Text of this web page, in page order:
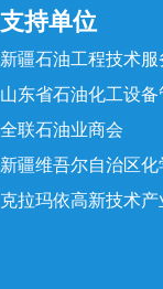
支持单位
新疆石油工程技术
山东省石油化工设
全联石油业商会
新疆维吾尔自治区化
克拉玛依高新技术